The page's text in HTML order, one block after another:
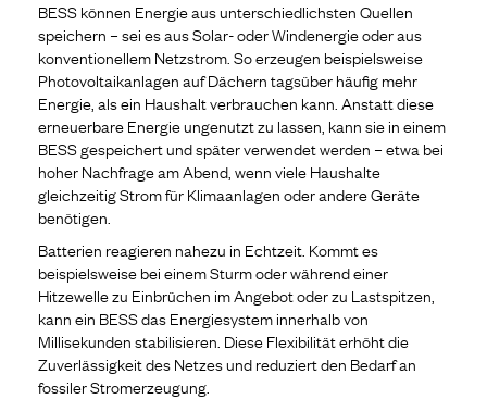
BESS können Energie aus unterschiedlichsten Quellen
speichern – sei es aus Solar- oder Windenergie oder aus
konventionellem Netzstrom. So erzeugen beispielsweise
Photovoltaikanlagen auf Dächern tagsüber häufig mehr
Energie, als ein Haushalt verbrauchen kann. Anstatt diese
erneuerbare Energie ungenutzt zu lassen, kann sie in einem
BESS gespeichert und später verwendet werden – etwa bei
hoher Nachfrage am Abend, wenn viele Haushalte
gleichzeitig Strom für Klimaanlagen oder andere Geräte
benötigen.
Batterien reagieren nahezu in Echtzeit. Kommt es
beispielsweise bei einem Sturm oder während einer
Hitzewelle zu Einbrüchen im Angebot oder zu Lastspitzen,
kann ein BESS das Energiesystem innerhalb von
Millisekunden stabilisieren. Diese Flexibilität erhöht die
Zuverlässigkeit des Netzes und reduziert den Bedarf an
fossiler Stromerzeugung.